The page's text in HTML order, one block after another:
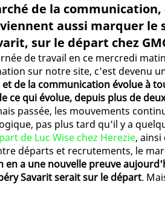
de la communication,
aussi marquer le
sur le départ chez
de travail en ce mercredi
sur notre site, c'est devenu
de la communication évolue à
qui évolue, depuis plus de
passée, les mouvements
pas plus tard qu'il y a
de Luc Wise chez Herezie,
départs et recrutements, le
en a une nouvelle preuve
Savarit serait sur le départ.